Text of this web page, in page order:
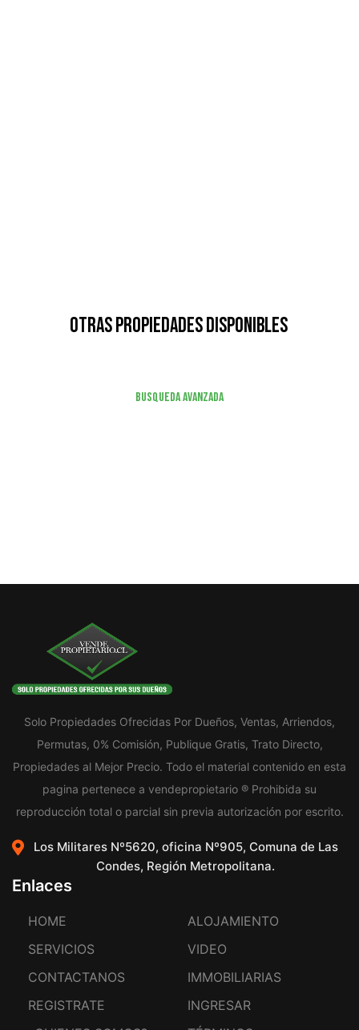
Otras Propiedades Disponibles
Busqueda Avanzada
Solo Propiedades Ofrecidas Por Dueños, Ventas, Arriendos,
Permutas, 0% Comisión, Publique Gratis, Trato Directo,
Propiedades al Mejor Precio. Todo el material contenido en esta
pagina pertenece a vendepropietario ® Prohibida su
reproducción total o parcial sin previa autorización por escrito.
Los Militares Nº5620, oficina Nº905, Comuna de Las
Condes, Región Metropolitana.
Enlaces
HOME
ALOJAMIENTO
SERVICIOS
VIDEO
CONTACTANOS
IMMOBILIARIAS
REGISTRATE
INGRESAR